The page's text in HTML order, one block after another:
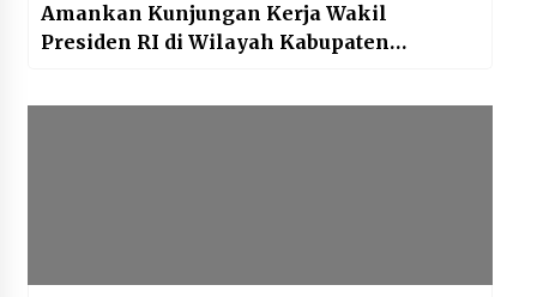
Amankan Kunjungan Kerja Wakil
Presiden RI di Wilayah Kabupaten